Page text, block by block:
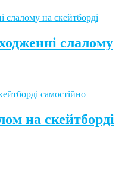
слалому
на скейтборді